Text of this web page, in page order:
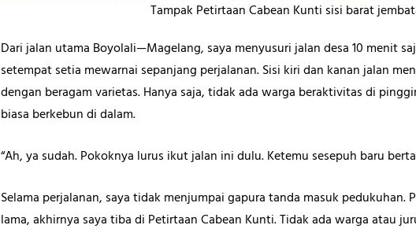
Tampak Petirtaan Cabean Kunti sisi barat
Dari jalan utama Boyolali—Magelang, saya menyusuri jalan desa 10 menit
setempat setia mewarnai sepanjang perjalanan. Sisi kiri dan kanan jalan
dengan beragam varietas. Hanya saja, tidak ada warga beraktivitas di
biasa berkebun di dalam.
“Ah, ya sudah. Pokoknya lurus ikut jalan ini dulu. Ketemu sesepuh baru
Selama perjalanan, saya tidak menjumpai gapura tanda masuk
lama, akhirnya saya tiba di Petirtaan Cabean Kunti. Tidak ada warga atau